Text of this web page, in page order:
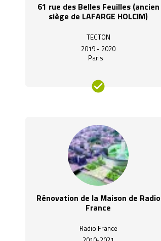
61 rue des Belles Feuilles (ancien
siège de LAFARGE HOLCIM)
TECTON
2019 - 2020
Paris
Rénovation de la Maison de Radio
France
Radio France